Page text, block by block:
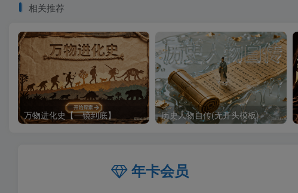
相关推荐
万物进化史【一镜到底】 历史人物自传(无开头模板)
年卡会员